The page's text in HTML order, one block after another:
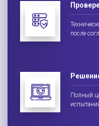
после
Полный